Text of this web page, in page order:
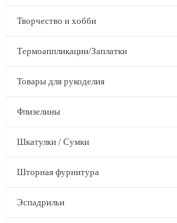
Творчество и хобби
Термоаппликации/Заплатки
Товары для рукоделия
Флизелины
Шкатулки / Сумки
Шторная фурнитура
Эспадрильи